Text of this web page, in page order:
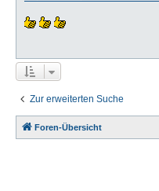
Zur erweiterten Suche
Foren-Übersicht